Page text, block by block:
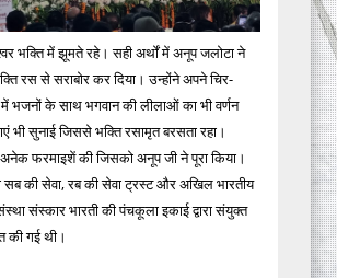
भक्ति में झूमते रहे। सही अर्थों में अनूप जलोटा ने
रस से सराबोर कर दिया। उन्होंने अपने चिर-
भजनों के साथ भगवान की लीलाओं का भी वर्णन
भी सुनाई जिससे भक्ति रसामृत बरसता रहा।
फरमाइशें की जिसको अनूप जी ने पूरा किया।
की सेवा, रब की सेवा ट्रस्ट और अखिल भारतीय
संस्कार भारती की पंचकूला इकाई द्वारा संयुक्त
की गई थी।